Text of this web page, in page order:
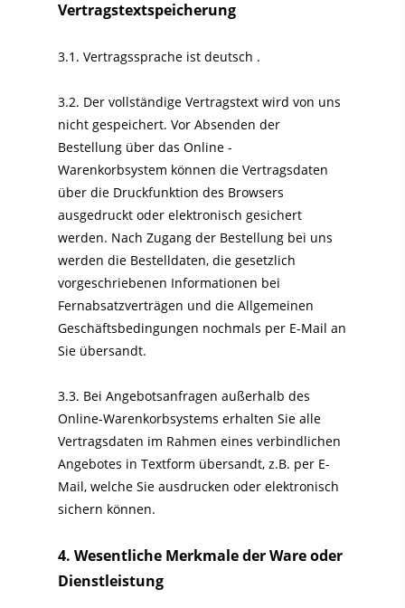
Vertragstextspeicherung
3.1. Vertragssprache ist deutsch .
3.2. Der vollständige Vertragstext wird von uns
nicht gespeichert. Vor Absenden der
Bestellung über das Online -
Warenkorbsystem können die Vertragsdaten
über die Druckfunktion des Browsers
ausgedruckt oder elektronisch gesichert
werden. Nach Zugang der Bestellung bei uns
werden die Bestelldaten, die gesetzlich
vorgeschriebenen Informationen bei
Fernabsatzverträgen und die Allgemeinen
Geschäftsbedingungen nochmals per E-Mail an
Sie übersandt.
3.3. Bei Angebotsanfragen außerhalb des
Online-Warenkorbsystems erhalten Sie alle
Vertragsdaten im Rahmen eines verbindlichen
Angebotes in Textform übersandt, z.B. per E-
Mail, welche Sie ausdrucken oder elektronisch
sichern können.
4. Wesentliche Merkmale der Ware oder
Dienstleistung